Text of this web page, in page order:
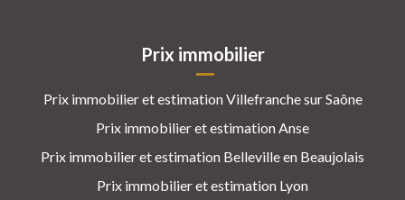
Prix immobilier
Prix immobilier et estimation Villefranche sur Saône
Prix immobilier et estimation Anse
Prix immobilier et estimation Belleville en Beaujolais
Prix immobilier et estimation Lyon